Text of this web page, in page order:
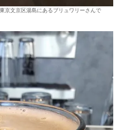
京文京区湯島にあるブリュワリーさんで